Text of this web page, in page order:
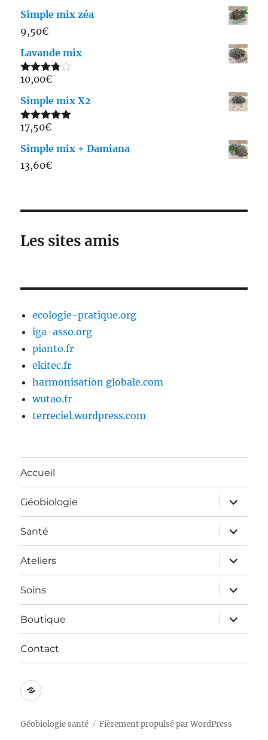
Simple mix zéa
9,50€
Lavande mix
Note
sur 5
10,00€
Simple mix X2
Note5.00
17,50€
Simple mix + Damiana
13,60€
Les sites amis
ecologie-pratique.org
iga-asso.org
pianto.fr
ekitec.fr
harmonisation globale.com
wutao.fr
terreciel.wordpress.com
Accueil
Géobiologie
ouvrir
le
sous-
menu
Santé
ouvrir
le
sous-
menu
Ateliers
ouvrir
le
sous-
menu
Soins
ouvrir
le
sous-
menu
Boutique
ouvrir
le
sous-
Contact
Mentions
Géobiologie santé Fièrement propulsé par WordPress